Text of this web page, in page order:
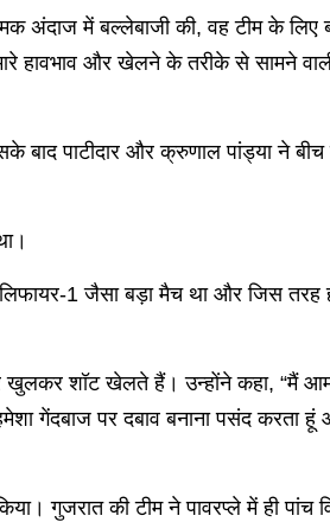
अंदाज में बल्लेबाजी की, वह टीम के लिए
हावभाव और खेलने के तरीके से सामने
पाटीदार और क्रुणाल पांड्या ने
1 जैसा बड़ा मैच था और जिस
खुलकर शॉट खेलते हैं। उन्होंने कहा, “मैं
गेंदबाज पर दबाव बनाना पसंद करता हूं
गुजरात की टीम ने पावरप्ले में ही पांच